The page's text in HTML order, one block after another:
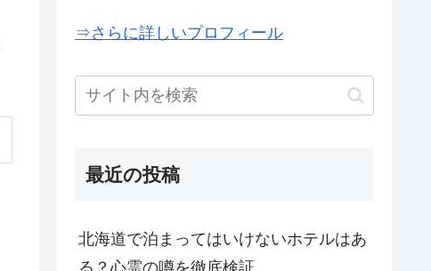
⇒さらに詳しいプロフィール
最近の投稿
北海道で泊まってはいけないホテルはあ